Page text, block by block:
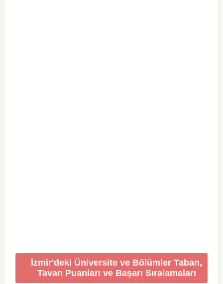
İzmir'deki Üniversite ve Bölümler Taban,
Tavan Puanları ve Başarı Sıralamaları